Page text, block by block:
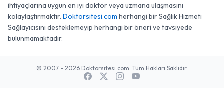
ihtiyaçlarına uygun en iyi doktor veya uzmana ulaşmasını
kolaylaştırmaktır. Doktorsitesi.com herhangi bir Sağlık Hizmeti
Sağlayıcısını desteklemeyip herhangi bir öneri ve tavsiyede
bulunmamaktadır.
© 2007 - 2026 Doktorsitesi.com. Tüm Hakları Saklıdır.